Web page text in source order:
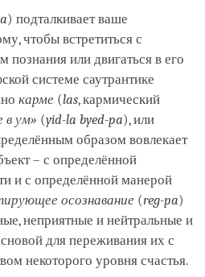
) подталкивает ваше
чтобы встретиться с
познания или двигаться в его
системе саутрантике
карме (las, кармический
в ум» (yid-la byed-pa), или
образом вовлекает
– с определённой
и с определённой манерой
осознавание (reg-pa)
неприятные и нейтральные и
для переживания их с
некоторого уровня счастья.